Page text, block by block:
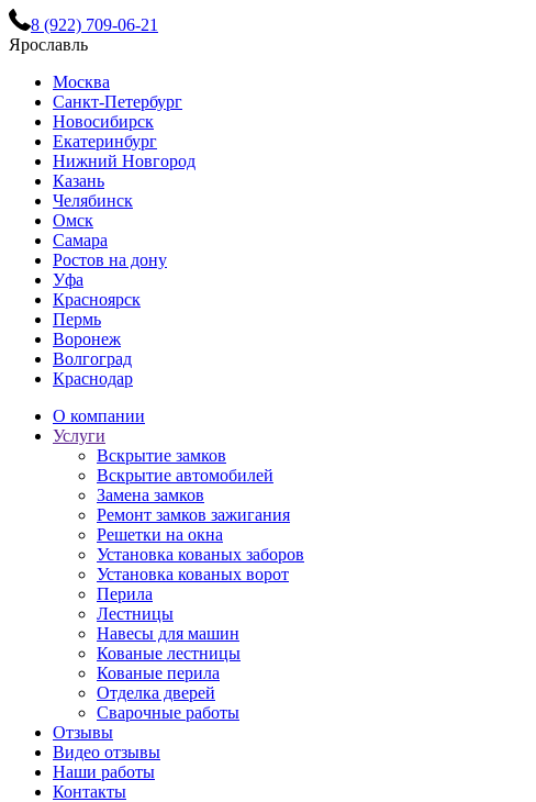
8 (922) 709-06-21
Ярославль
Москва
Санкт-Петербург
Новосибирск
Екатеринбург
Нижний Новгород
Казань
Челябинск
Омск
Самара
Ростов на дону
Уфа
Красноярск
Пермь
Воронеж
Волгоград
Краснодар
О компании
Услуги
Вскрытие замков
Вскрытие автомобилей
Замена замков
Ремонт замков зажигания
Решетки на окна
Установка кованых заборов
Установка кованых ворот
Перила
Лестницы
Навесы для машин
Кованые лестницы
Кованые перила
Отделка дверей
Сварочные работы
Отзывы
Видео отзывы
Наши работы
Контакты